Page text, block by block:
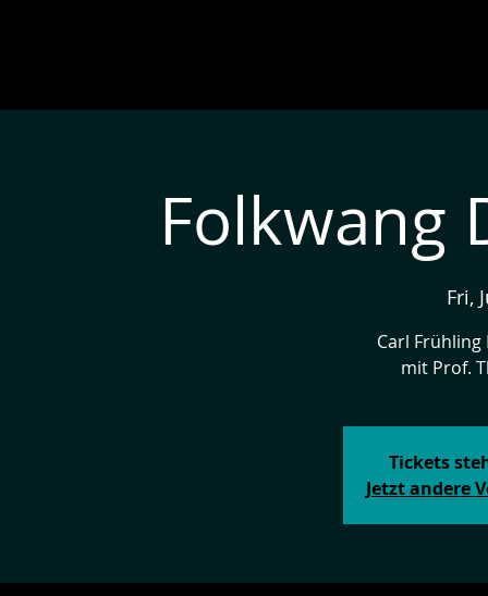
Folkwang
Fri,
Carl Frühling
mit Prof.
Tickets
Jetzt andere